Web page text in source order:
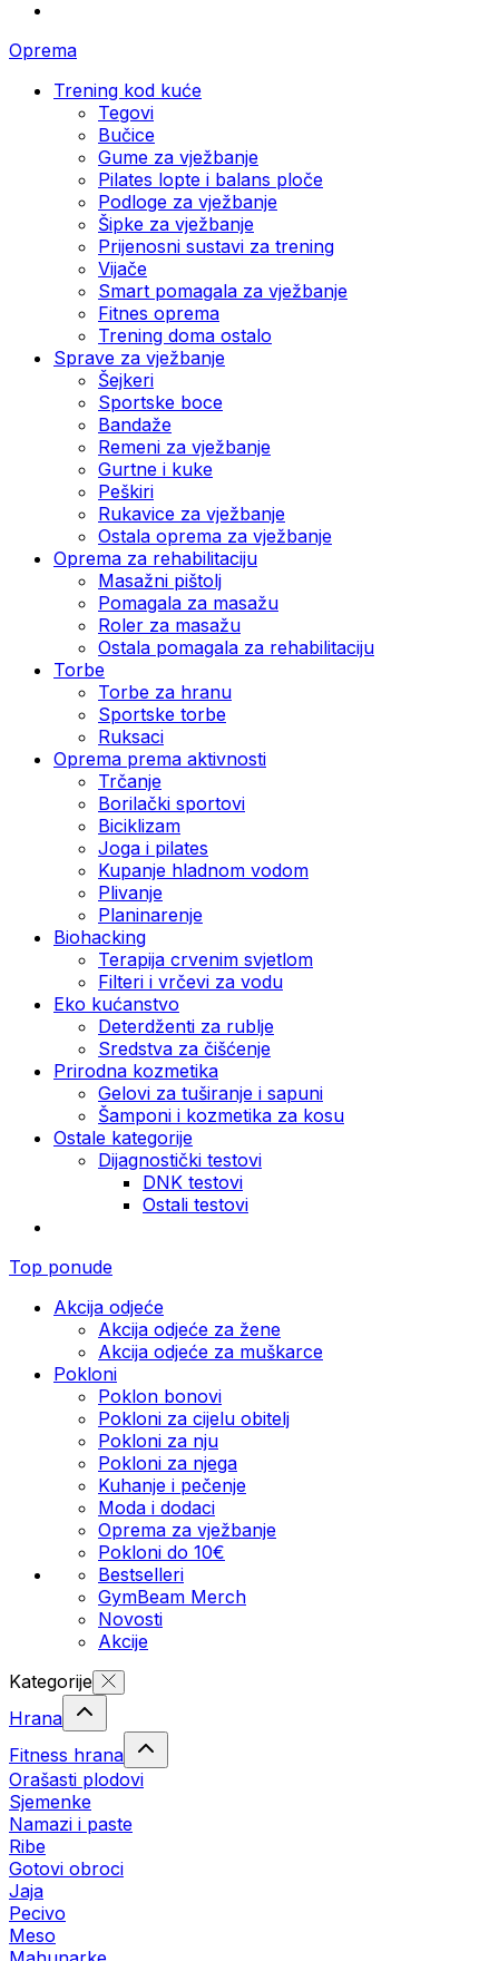
Oprema
Trening kod kuće
Tegovi
Bučice
Gume za vježbanje
Pilates lopte i balans ploče
Podloge za vježbanje
Šipke za vježbanje
Prijenosni sustavi za trening
Vijače
Smart pomagala za vježbanje
Fitnes oprema
Trening doma ostalo
Sprave za vježbanje
Šejkeri
Sportske boce
Bandaže
Remeni za vježbanje
Gurtne i kuke
Peškiri
Rukavice za vježbanje
Ostala oprema za vježbanje
Oprema za rehabilitaciju
Masažni pištolj
Pomagala za masažu
Roler za masažu
Ostala pomagala za rehabilitaciju
Torbe
Torbe za hranu
Sportske torbe
Ruksaci
Oprema prema aktivnosti
Trčanje
Borilački sportovi
Biciklizam
Joga i pilates
Kupanje hladnom vodom
Plivanje
Planinarenje
Biohacking
Terapija crvenim svjetlom
Filteri i vrčevi za vodu
Eko kućanstvo
Deterdženti za rublje
Sredstva za čišćenje
Prirodna kozmetika
Gelovi za tuširanje i sapuni
Šamponi i kozmetika za kosu
Ostale kategorije
Dijagnostički testovi
DNK testovi
Ostali testovi
Top ponude
Akcija odjeće
Akcija odjeće za žene
Akcija odjeće za muškarce
Pokloni
Poklon bonovi
Pokloni za cijelu obitelj
Pokloni za nju
Pokloni za njega
Kuhanje i pečenje
Moda i dodaci
Oprema za vježbanje
Pokloni do 10€
Bestselleri
GymBeam Merch
Novosti
Akcije
Kategorije
Hrana
Fitness hrana
Orašasti plodovi
Sjemenke
Namazi i paste
Ribe
Gotovi obroci
Jaja
Pecivo
Meso